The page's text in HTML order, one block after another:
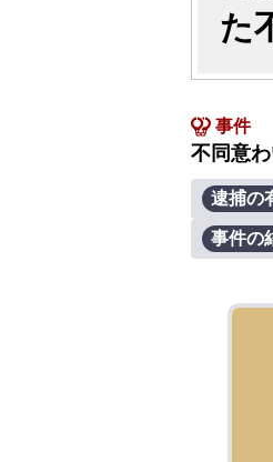
た
事件
不同意
逮捕の
事件の